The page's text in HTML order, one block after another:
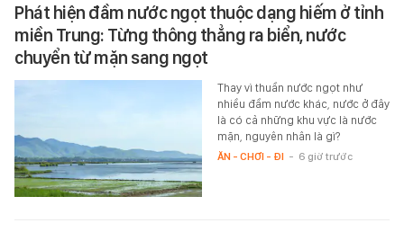
Phát hiện đầm nước ngọt thuộc dạng hiếm ở tỉnh
miền Trung: Từng thông thẳng ra biển, nước
chuyển từ mặn sang ngọt
Thay vì thuần nước ngọt như
nhiều đầm nước khác, nước ở đây
là có cả những khu vực là nước
mặn, nguyên nhân là gì?
ĂN - CHƠI - ĐI - 6 giờ trước